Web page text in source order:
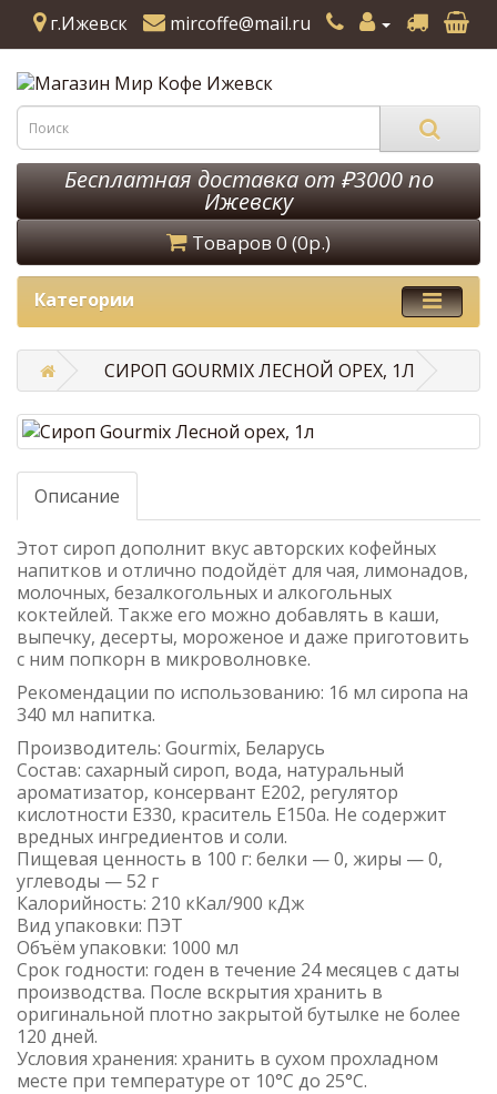
г.Ижевск mircoffe@mail.ru
Бесплатная доставка от ₽3000 по
Ижевску
Товаров 0 (0р.)
Категории
СИРОП GOURMIX ЛЕСНОЙ ОРЕХ, 1Л
Описание
Этот сироп дополнит вкус авторских кофейных
напитков и отлично подойдёт для чая, лимонадов,
молочных, безалкогольных и алкогольных
коктейлей. Также его можно добавлять в каши,
выпечку, десерты, мороженое и даже приготовить
с ним попкорн в микроволновке.
Рекомендации по использованию: 16 мл сиропа на
340 мл напитка.
Производитель: Gourmix, Беларусь
Состав: сахарный сироп, вода, натуральный
ароматизатор, консервант Е202, регулятор
кислотности Е330, краситель Е150а. Не содержит
вредных ингредиентов и соли.
Пищевая ценность в 100 г: белки — 0, жиры — 0,
углеводы — 52 г
Калорийность: 210 кКал/900 кДж
Вид упаковки: ПЭТ
Объём упаковки: 1000 мл
Срок годности: годен в течение 24 месяцев с даты
производства. После вскрытия хранить в
оригинальной плотно закрытой бутылке не более
120 дней.
Условия хранения: хранить в сухом прохладном
месте при температуре от 10°C до 25°C.